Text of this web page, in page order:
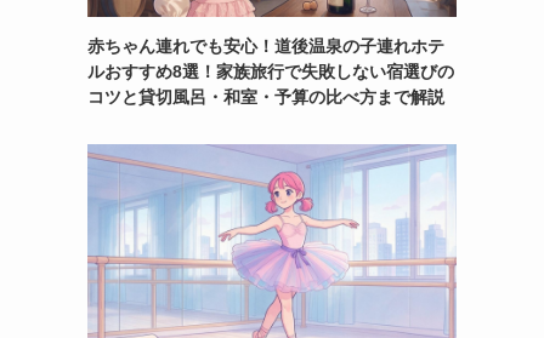
赤ちゃん連れでも安心！道後温泉の子連れホテ
ルおすすめ8選！家族旅行で失敗しない宿選びの
コツと貸切風呂・和室・予算の比べ方まで解説